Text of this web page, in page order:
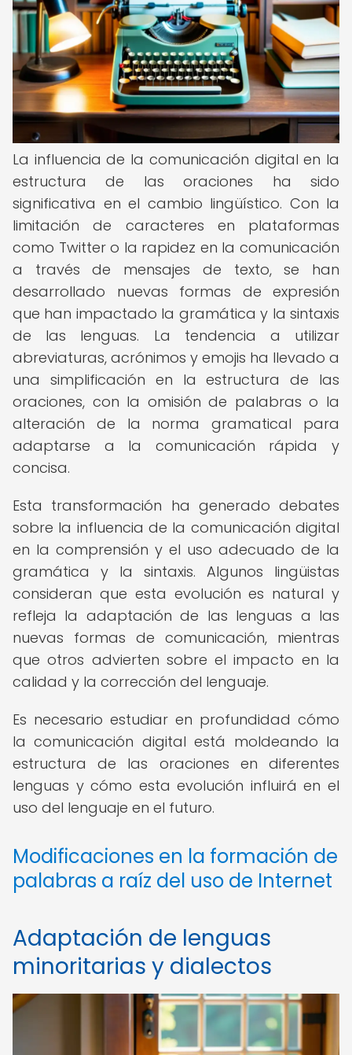
La influencia de la comunicación digital en la
estructura de las oraciones ha sido
significativa en el cambio lingüístico. Con la
limitación de caracteres en plataformas
como Twitter o la rapidez en la comunicación
a través de mensajes de texto, se han
desarrollado nuevas formas de expresión
que han impactado la gramática y la sintaxis
de las lenguas. La tendencia a utilizar
abreviaturas, acrónimos y emojis ha llevado a
una simplificación en la estructura de las
oraciones, con la omisión de palabras o la
alteración de la norma gramatical para
adaptarse a la comunicación rápida y
concisa.
Esta transformación ha generado debates
sobre la influencia de la comunicación digital
en la comprensión y el uso adecuado de la
gramática y la sintaxis. Algunos lingüistas
consideran que esta evolución es natural y
refleja la adaptación de las lenguas a las
nuevas formas de comunicación, mientras
que otros advierten sobre el impacto en la
calidad y la corrección del lenguaje.
Es necesario estudiar en profundidad cómo
la comunicación digital está moldeando la
estructura de las oraciones en diferentes
lenguas y cómo esta evolución influirá en el
uso del lenguaje en el futuro.
Modificaciones en la formación de
palabras a raíz del uso de Internet
Adaptación de lenguas
minoritarias y dialectos